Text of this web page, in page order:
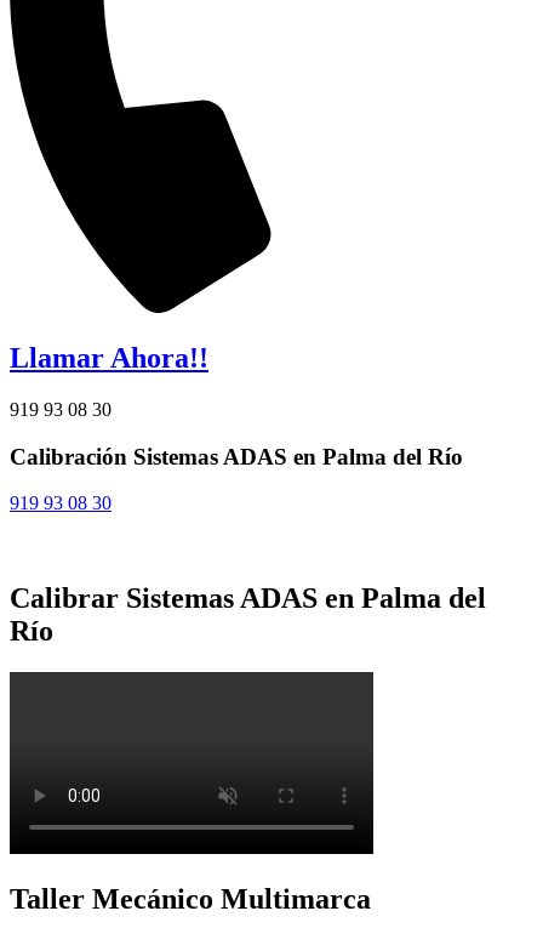
Llamar Ahora!!
919 93 08 30
Calibración Sistemas ADAS en Palma del Río
919 93 08 30
Calibrar Sistemas ADAS en Palma del
Río
Taller Mecánico Multimarca